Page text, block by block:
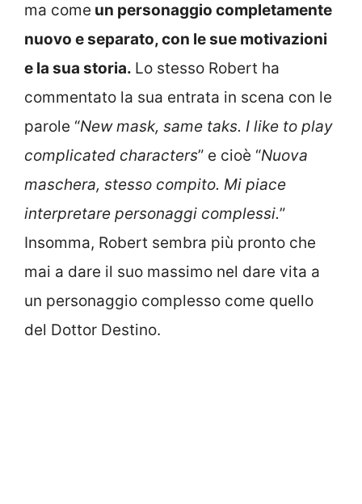
ma come un personaggio completamente
nuovo e separato, con le sue motivazioni
e la sua storia. Lo stesso Robert ha
commentato la sua entrata in scena con le
parole “New mask, same taks. I like to play
complicated characters” e cioè “Nuova
maschera, stesso compito. Mi piace
interpretare personaggi complessi.”
Insomma, Robert sembra più pronto che
mai a dare il suo massimo nel dare vita a
un personaggio complesso come quello
del Dottor Destino.